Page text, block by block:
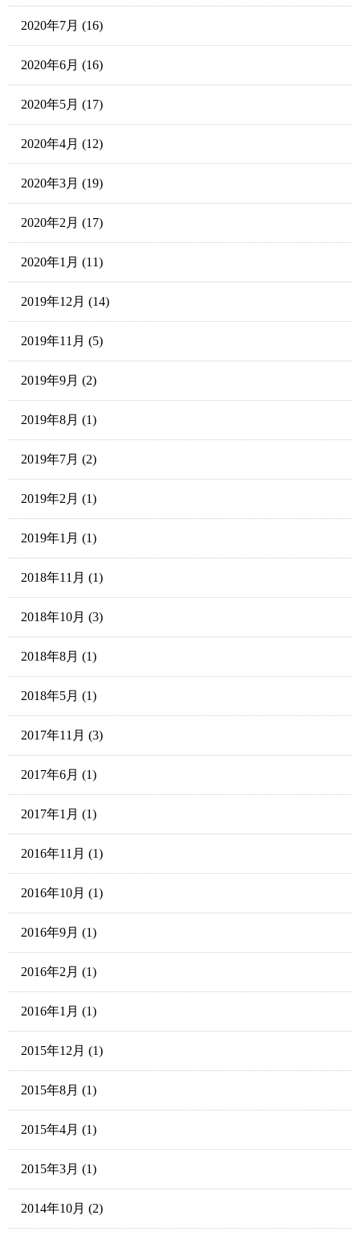
2020年7月 (16)
2020年6月 (16)
2020年5月 (17)
2020年4月 (12)
2020年3月 (19)
2020年2月 (17)
2020年1月 (11)
2019年12月 (14)
2019年11月 (5)
2019年9月 (2)
2019年8月 (1)
2019年7月 (2)
2019年2月 (1)
2019年1月 (1)
2018年11月 (1)
2018年10月 (3)
2018年8月 (1)
2018年5月 (1)
2017年11月 (3)
2017年6月 (1)
2017年1月 (1)
2016年11月 (1)
2016年10月 (1)
2016年9月 (1)
2016年2月 (1)
2016年1月 (1)
2015年12月 (1)
2015年8月 (1)
2015年4月 (1)
2015年3月 (1)
2014年10月 (2)